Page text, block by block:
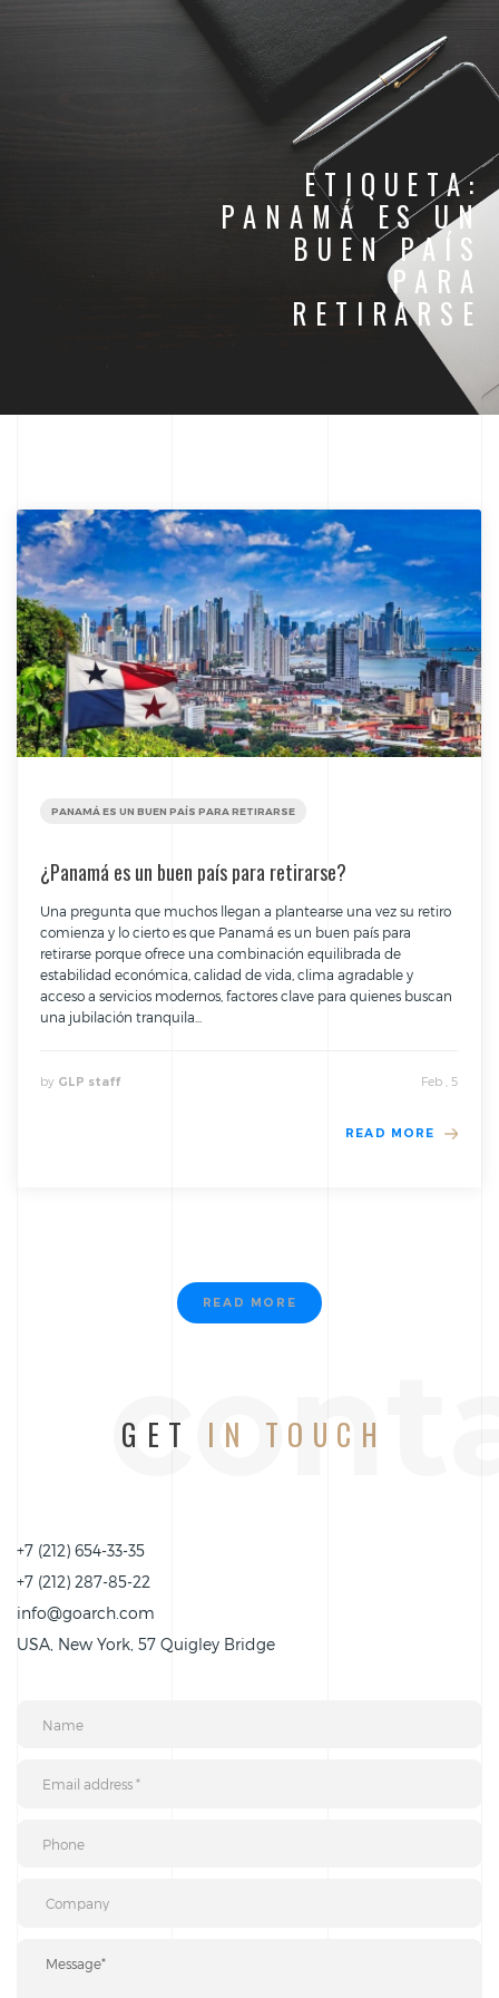
ETIQUETA:
PANAMÁ ES UN
BUEN PAÍS
PARA
RETIRARSE
PANAMÁ ES UN BUEN PAÍS PARA RETIRARSE
¿Panamá es un buen país para retirarse?
Una pregunta que muchos llegan a plantearse una vez su retiro
comienza y lo cierto es que Panamá es un buen país para
retirarse porque ofrece una combinación equilibrada de
estabilidad económica, calidad de vida, clima agradable y
acceso a servicios modernos, factores clave para quienes buscan
una jubilación tranquila...
by GLP staff Feb , 5
READ MORE
READ MORE
GET IN TOUCH
+7 (212) 654-33-35
+7 (212) 287-85-22
info@goarch.com
USA, New York, 57 Quigley Bridge